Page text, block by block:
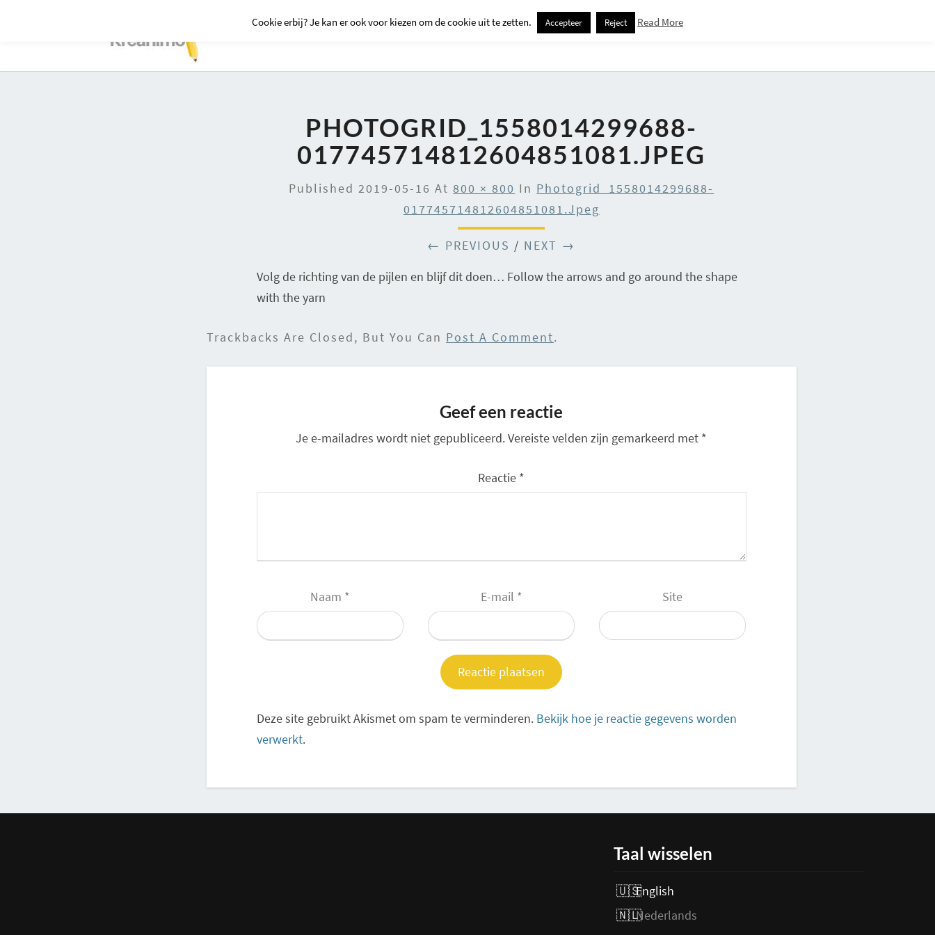
Contact Kids Creatief Erop Uit Huis En Tuin Downloadspagina – Voor Nieuwsbrief Abonnees
PHOTOGRID_1558014299688-
017745714812604851081.JPEG
Published2019-05-16 At800 × 800 In Photogrid_1558014299688-
017745714812604851081.jpeg
← PREVIOUS / NEXT →
Volg de richting van de pijlen en blijf dit doen… Follow the arrows and go around the shape
with the yarn
Trackbacks Are Closed, But You Can Post A Comment.
Geef een reactie
Je e-mailadres wordt niet gepubliceerd.Vereiste velden zijn gemarkeerd met *
Reactie *
Naam * E-mail * Site
Deze site gebruikt Akismet om spam te verminderen. Bekijk hoe je reactie gegevens worden
verwerkt.
Taal wisselen
English
Nederlands
Cookie erbij? Je kan er ook voor kiezen om de cookie uit te zetten. Accepteer Reject Read More